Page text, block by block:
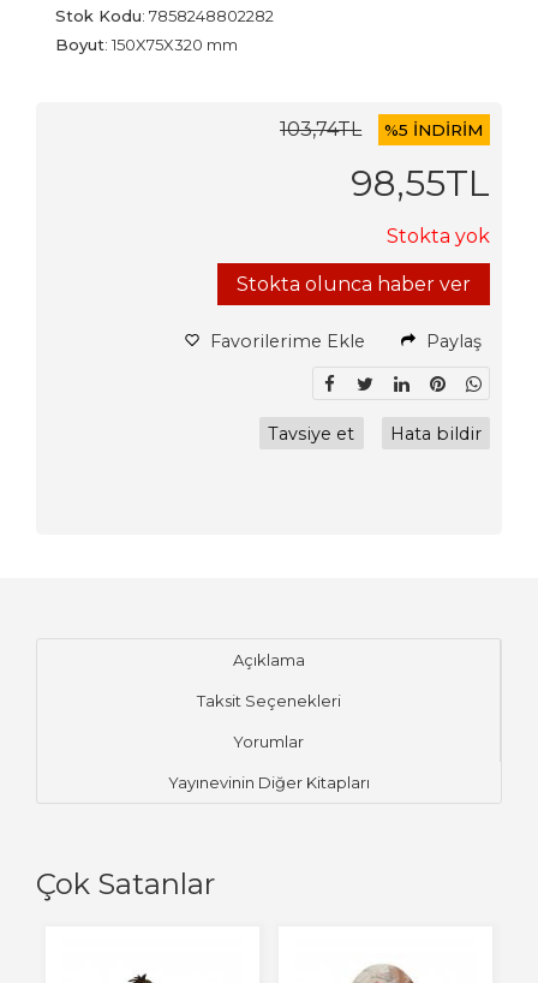
Stok Kodu: 7858248802282
Boyut: 150X75X320 mm
103,74TL %5 İNDİRİM
98,55TL
Stokta yok
Stokta olunca haber ver
Favorilerime Ekle Paylaş
Tavsiye et Hata bildir
Açıklama
Taksit Seçenekleri
Yorumlar
Yayınevinin Diğer Kitapları
Çok Satanlar